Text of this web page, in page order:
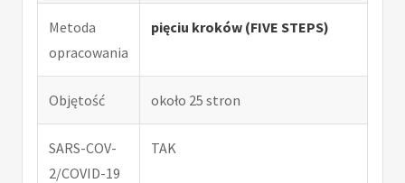
Metoda
opracowania
pięciu kroków (FIVE STEPS)
Objętość około 25 stron
SARS-COV-
2/COVID-19
TAK